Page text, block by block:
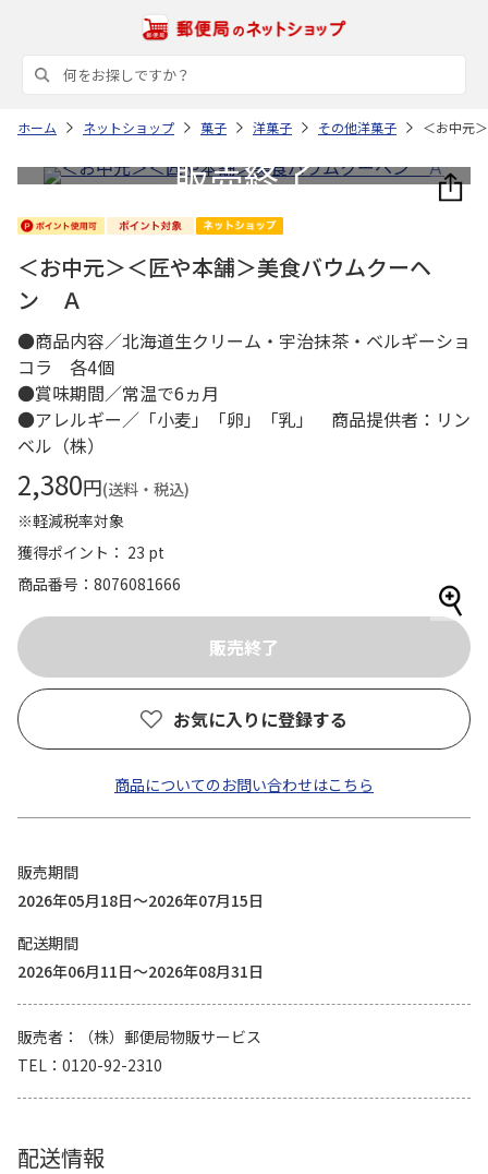
ホーム ネットショップ 菓子 洋菓子 その他洋菓子 ＜お中元
＜お中元＞＜匠や本舗＞美食バウムクーヘ
ン Ａ
●商品内容／北海道生クリーム・宇治抹茶・ベルギーショ
コラ 各4個
●賞味期間／常温で6ヵ月
●アレルギー／「小麦」「卵」「乳」 商品提供者：リン
ベル（株）
2,380円(送料・税込)
※軽減税率対象
獲得ポイント： 23 pt
商品番号
8076081666
お気に入りに登録する
商品についてのお問い合わせはこちら
販売期間
2026年05月18日～2026年07月15日
配送期間
2026年06月11日～2026年08月31日
販売者
（株）郵便局物販サービス
TEL
0120-92-2310
配送情報